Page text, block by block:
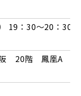
19：30～20：30
阪 20階 鳳凰A